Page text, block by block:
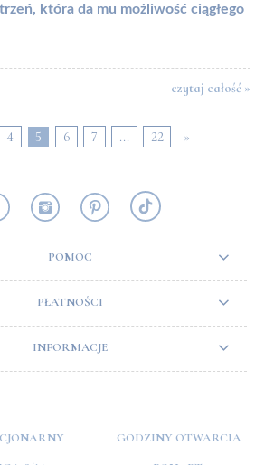
która da mu możliwość ciągłego
czytaj całość »
4 5 6 7 ... 22 »
POMOC
PŁATNOŚCI
INFORMACJE
GODZINY OTWARCIA